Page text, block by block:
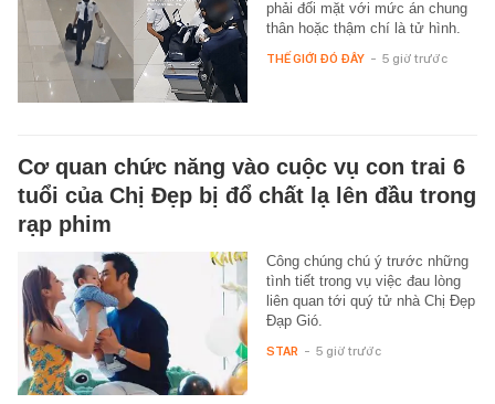
phải đối mặt với mức án chung
thân hoặc thậm chí là tử hình.
THẾ GIỚI ĐÓ ĐÂY - 5 giờ trước
Cơ quan chức năng vào cuộc vụ con trai 6
tuổi của Chị Đẹp bị đổ chất lạ lên đầu trong
rạp phim
Công chúng chú ý trước những
tình tiết trong vụ việc đau lòng
liên quan tới quý tử nhà Chị Đẹp
Đạp Gió.
STAR - 5 giờ trước